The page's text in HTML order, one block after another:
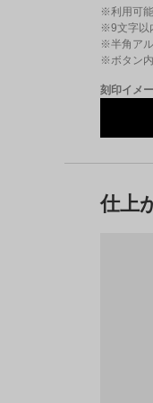
※利用可能
※9文字以
※半角ア
※ボタン内
刻印イメ
仕上